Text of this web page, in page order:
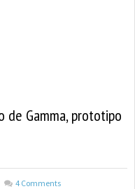
de Gamma, prototipo
4 Comments